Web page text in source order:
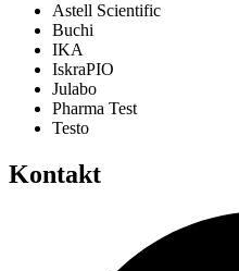
Astell Scientific
Buchi
IKA
IskraPIO
Julabo
Pharma Test
Testo
Kontakt